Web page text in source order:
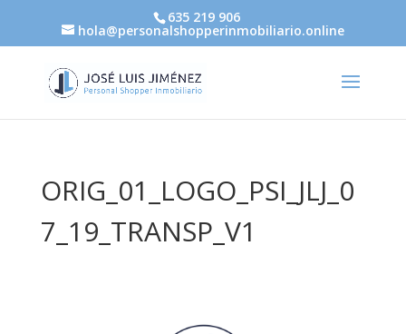
635 219 906
hola@personalshopperinmobiliario.online
ORIG_01_LOGO_PSI_JLJ_0
7_19_TRANSP_V1